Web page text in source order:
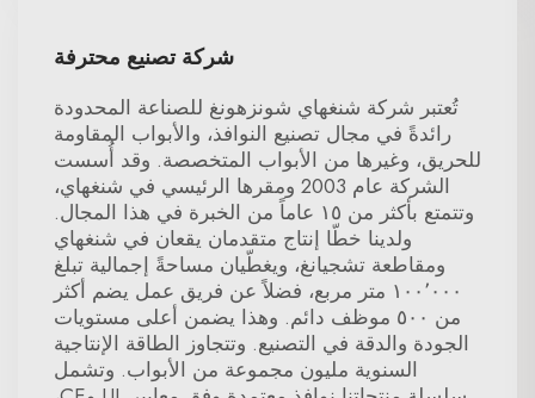
شركة تصنيع محترفة
تُعتبر شركة شنغهاي شونزهونغ للصناعة المحدودة
رائدةً في مجال تصنيع النوافذ، والأبواب المقاومة
للحريق، وغيرها من الأبواب المتخصصة. وقد أُسست
الشركة عام 2003 ومقرها الرئيسي في شنغهاي،
وتتمتع بأكثر من ١٥ عاماً من الخبرة في هذا المجال.
ولدينا خطّا إنتاج متقدمان يقعان في شنغهاي
ومقاطعة تشجيانغ، ويغطّيان مساحةً إجمالية تبلغ
١٠٠٬٠٠٠ متر مربع، فضلاً عن فريق عمل يضم أكثر
من ٥٠٠ موظف دائم. وهذا يضمن أعلى مستويات
الجودة والدقة في التصنيع. وتتجاوز الطاقة الإنتاجية
السنوية مليون مجموعة من الأبواب. وتشمل